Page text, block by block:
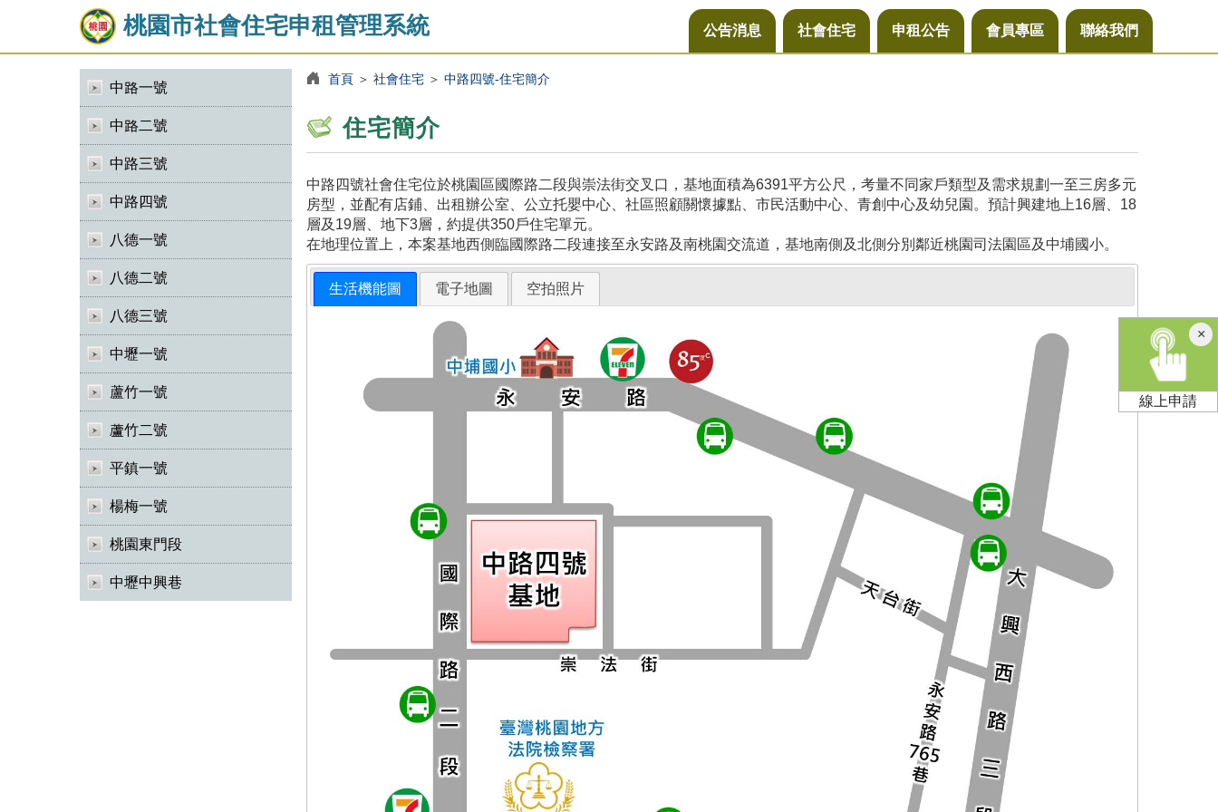
桃園市社會住宅申租管理系統 公告消息 社會住宅 申租公告 會員專區 聯絡我們
中路一號
中路二號
中路三號
中路四號
八德一號
八德二號
八德三號
中壢一號
蘆竹一號
蘆竹二號
平鎮一號
楊梅一號
桃園東門段
中壢中興巷
首頁＞ 社會住宅＞ 中路四號-住宅簡介
住宅簡介
中路四號社會住宅位於桃園區國際路二段與崇法街交叉口，基地面積為6391平方公尺，考量不同家戶類型及需求規劃一至三房多元
房型，並配有店鋪、出租辦公室、公立托嬰中心、社區照顧關懷據點、市民活動中心、青創中心及幼兒園。預計興建地上16層、18
層及19層、地下3層，約提供350戶住宅單元。
在地理位置上，本案基地西側臨國際路二段連接至永安路及南桃園交流道，基地南側及北側分別鄰近桃園司法園區及中埔國小。
生活機能圖 電子地圖 空拍照片
×關
閉
線上申請